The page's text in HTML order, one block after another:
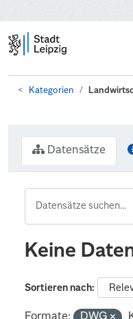
Kategorien
Datensätze
Keine
Sortieren nach
Formate: DWG